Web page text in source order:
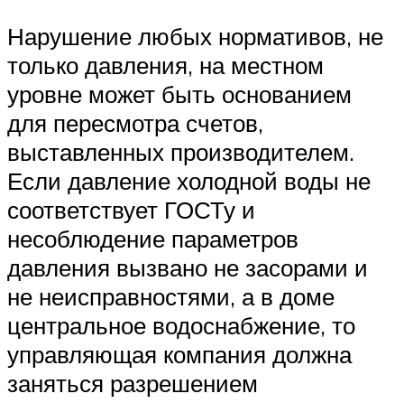
Нарушение любых нормативов, не
только давления, на местном
уровне может быть основанием
для пересмотра счетов,
выставленных производителем.
Если давление холодной воды не
соответствует ГОСТу и
несоблюдение параметров
давления вызвано не засорами и
не неисправностями, а в доме
центральное водоснабжение, то
управляющая компания должна
заняться разрешением